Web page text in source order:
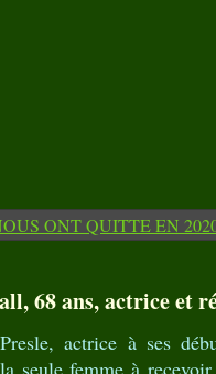
68 ans, actrice et
actrice à ses
seule femme à